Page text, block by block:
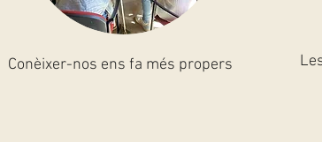
Conèixer-nos ens fa més propers